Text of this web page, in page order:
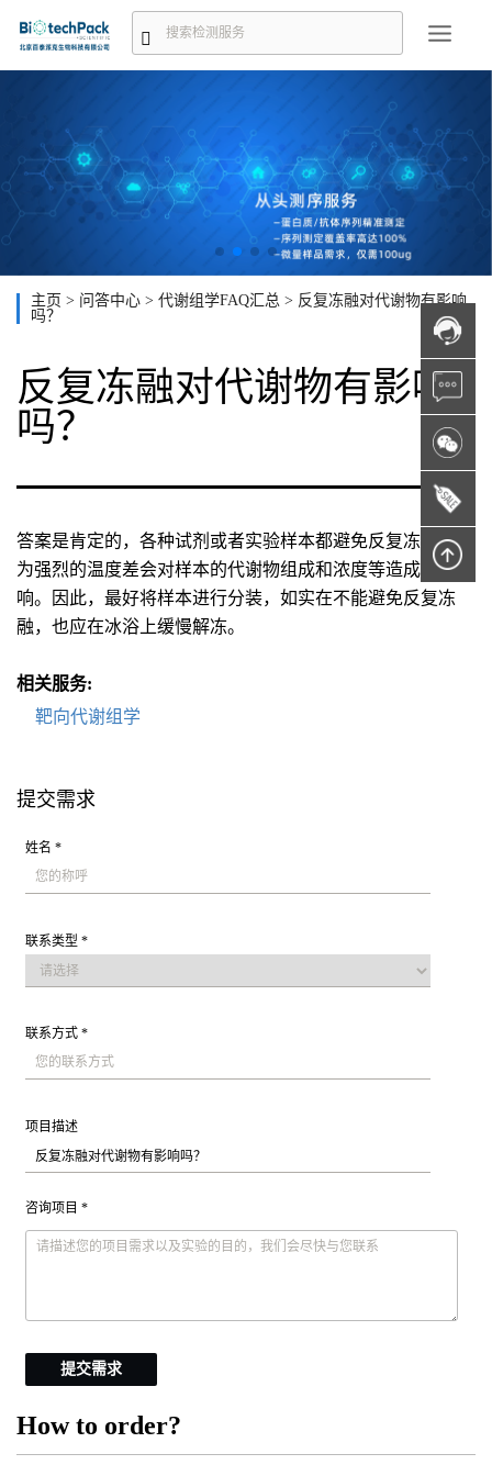
主页 > 问答中心 > 代谢组学FAQ汇总 > 反复冻融对代谢物有影响
吗？
反复冻融对代谢物有影响
吗？
答案是肯定的，各种试剂或者实验样本都避免反复冻融，因
为强烈的温度差会对样本的代谢物组成和浓度等造成严重影
响。因此，最好将样本进行分装，如实在不能避免反复冻
融，也应在冰浴上缓慢解冻。
相关服务:
靶向代谢组学
提交需求
姓名 *
联系类型 *
联系方式 *
项目描述
咨询项目 *
提交需求
How to order?